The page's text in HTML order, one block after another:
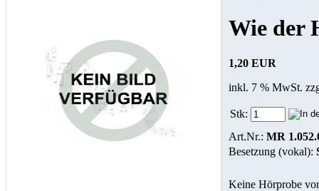
Wie der
1,20 EUR
inkl. 7 % MwSt.
Stk:
Art.Nr.: MR
Besetzung (vokal):
Keine Hörprobe